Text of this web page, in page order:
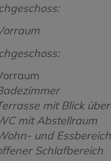
mit Blick
mit Abstellraum
und
Schlafbereich